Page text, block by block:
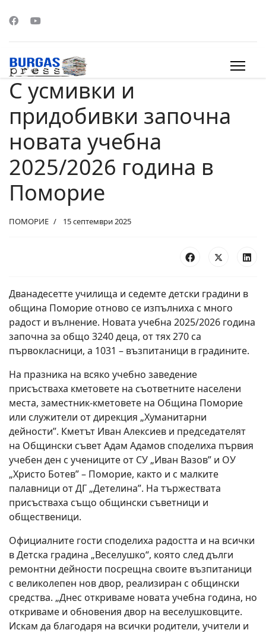
С усмивки и
придобивки започна
новата учебна
2025/2026 година в
Поморие
ПОМОРИЕ 15 септември 2025
Дванадесетте училища и седемте детски градини в
община Поморие отново се изпълниха с много
радост и вълнение. Новата учебна 2025/2026 година
започна за общо 3240 деца, от тях 270 са
първокласници, а 1031 – възпитаници в градините.
На празника на всяко учебно заведение
присъстваха кметовете на съответните населени
места, заместник-кметовете на Община Поморие
или служители от дирекция „Хуманитарни
дейности”. Кметът Иван Алексиев и председателят
на Общински съвет Адам Адамов споделиха първия
учебен ден с учениците от СУ „Иван Вазов” и ОУ
„Христо Ботев” – Поморие, както и с малките
палавници от ДГ „Детелина”. На тържествата
присъстваха също общински съветници и
общественици.
Официалните гости споделиха радостта и на всички
в Детска градина „Веселушко“, която след дълги
ремонтни дейности посрещна своите възпитаници
с великолепен нов двор, реализиран с общински
средства. „Днес откриваме новата учебна година, но
откриваме и обновения двор на веселушковците.
Искам да благодаря на всички родители, учители и